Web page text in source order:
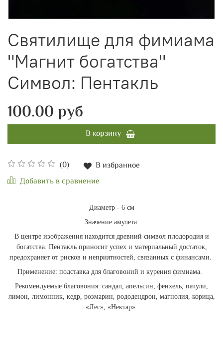
Святилище для фимиама
"Магнит богатства"
Символ: Пентакль
(0)
В избранное
Добавить в сравнение
100.00 руб
В корзину
Диаметр - 6 см
Значение амулета
В центре изображения находится древний символ плодородия и
богатства. Пентакль приносит успех и материальный достаток,
предохраняет от рисков и неприятностей, связанных с финансами.
Применение: подставка для благовоний и курения фимиама.
Рекомендуемые благовония: сандал, апельсин, фенхель, пачули,
лимон, лимонник, кедр, розмарин, рододендрон, магнолия, корица,
«Лес», «Нектар».